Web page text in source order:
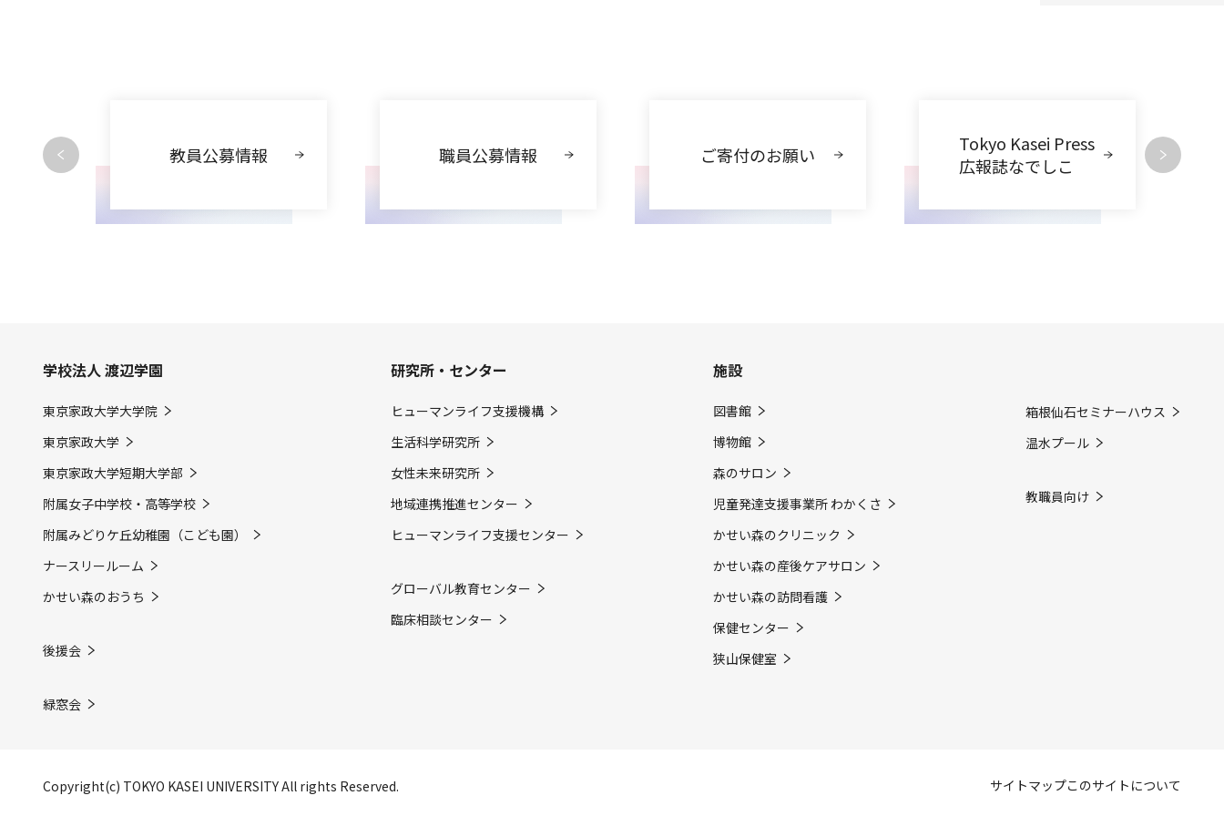
教員公募情報 職員公募情報 ご寄付のお願い
Tokyo Kasei Press
広報誌なでしこ
学校法人 渡辺学園
東京家政大学大学院
東京家政大学
東京家政大学短期大学部
附属女子中学校・高等学校
附属みどりケ丘幼稚園（こども園）
ナースリールーム
かせい森のおうち
後援会
緑窓会
研究所・センター
ヒューマンライフ支援機構
生活科学研究所
女性未来研究所
地域連携推進センター
ヒューマンライフ支援センター
グローバル教育センター
臨床相談センター
施設
図書館
博物館
森のサロン
児童発達支援事業所 わかくさ
かせい森のクリニック
かせい森の産後ケアサロン
かせい森の訪問看護
保健センター
狭山保健室
箱根仙石セミナーハウス
温水プール
教職員向け
サイトマップこのサイトについて
Copyright(c) TOKYO KASEI UNIVERSITY All rights Reserved.